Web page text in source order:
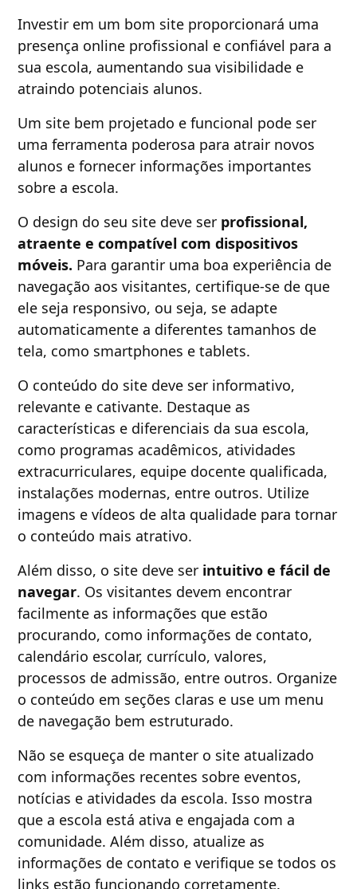
Investir em um bom site proporcionará uma
presença online profissional e confiável para a
sua escola, aumentando sua visibilidade e
atraindo potenciais alunos.
Um site bem projetado e funcional pode ser
uma ferramenta poderosa para atrair novos
alunos e fornecer informações importantes
sobre a escola.
O design do seu site deve ser profissional,
atraente e compatível com dispositivos
móveis. Para garantir uma boa experiência de
navegação aos visitantes, certifique-se de que
ele seja responsivo, ou seja, se adapte
automaticamente a diferentes tamanhos de
tela, como smartphones e tablets.
O conteúdo do site deve ser informativo,
relevante e cativante. Destaque as
características e diferenciais da sua escola,
como programas acadêmicos, atividades
extracurriculares, equipe docente qualificada,
instalações modernas, entre outros. Utilize
imagens e vídeos de alta qualidade para tornar
o conteúdo mais atrativo.
Além disso, o site deve ser intuitivo e fácil de
navegar. Os visitantes devem encontrar
facilmente as informações que estão
procurando, como informações de contato,
calendário escolar, currículo, valores,
processos de admissão, entre outros. Organize
o conteúdo em seções claras e use um menu
de navegação bem estruturado.
Não se esqueça de manter o site atualizado
com informações recentes sobre eventos,
notícias e atividades da escola. Isso mostra
que a escola está ativa e engajada com a
comunidade. Além disso, atualize as
informações de contato e verifique se todos os
links estão funcionando corretamente.